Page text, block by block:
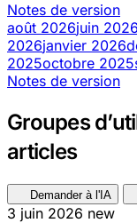
Notes de version
août 2026juin 2026
2026janvier 2026
2025octobre 2025
Notes de version
Groupes
articles
Demander à l'IA
3 juin 2026 new